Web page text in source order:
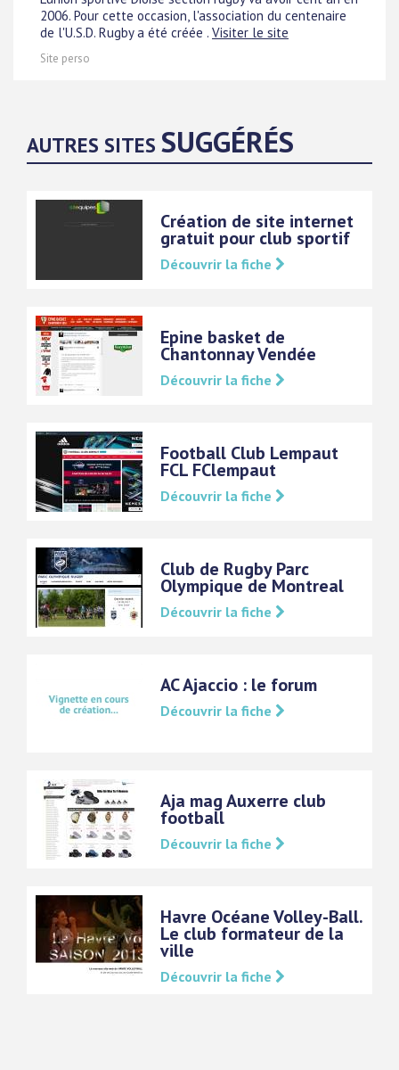
2006. Pour cette occasion, l'association du centenaire
de l'U.S.D. Rugby a été créée . Visiter le site
Site perso
AUTRES SITES SUGGÉRÉS
Création de site internet
gratuit pour club sportif
Découvrir la fiche
Epine basket de
Chantonnay Vendée
Découvrir la fiche
Football Club Lempaut
FCL FClempaut
Découvrir la fiche
Club de Rugby Parc
Olympique de Montreal
Découvrir la fiche
AC Ajaccio : le forum
Découvrir la fiche
Aja mag Auxerre club
football
Découvrir la fiche
Havre Océane Volley-Ball.
Le club formateur de la
ville
Découvrir la fiche